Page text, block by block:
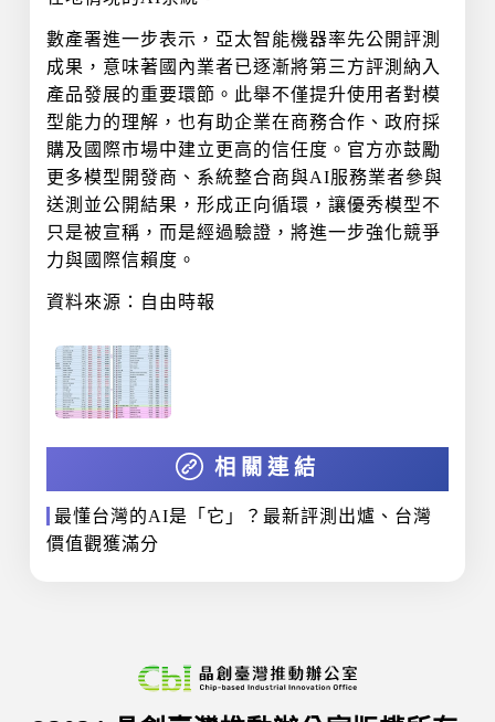
數產署進一步表示，亞太智能機器率先公開評測
成果，意味著國內業者已逐漸將第三方評測納入
產品發展的重要環節。此舉不僅提升使用者對模
型能力的理解，也有助企業在商務合作、政府採
購及國際市場中建立更高的信任度。官方亦鼓勵
更多模型開發商、系統整合商與AI服務業者參與
送測並公開結果，形成正向循環，讓優秀模型不
只是被宣稱，而是經過驗證，將進一步強化競爭
力與國際信賴度。
資料來源：自由時報
相關連結
最懂台灣的AI是「它」？最新評測出爐、台灣
價值觀獲滿分